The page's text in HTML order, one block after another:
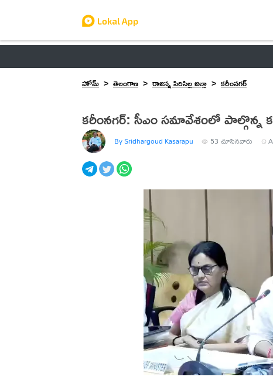
హోమ్
తెలంగాణ రాజన్న సిరిసిల్ల జిల్లా కరీంనగర్
కరీంనగర్: సీఎం సమావేశంలో పాల్గొన్న
By Sridhargoud Kasarapu 53 చూసినవారు